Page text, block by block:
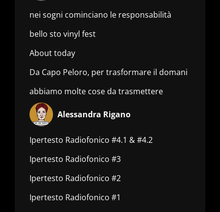
nei sogni cominciano le responsabilità
bello sto vinyl fest
About today
Da Capo Peloro, per trasformare il domani
abbiamo molte cose da trasmettere
Alessandra Rigano
Ipertesto Radiofonico #4.1 & #4.2
Ipertesto Radiofonico #3
Ipertesto Radiofonico #2
Ipertesto Radiofonico #1